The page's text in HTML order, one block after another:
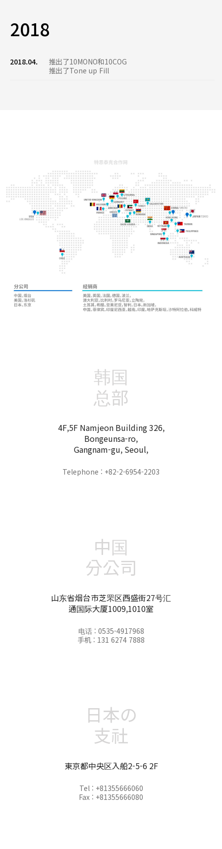
2018
2018.04.
推出了10MONO和10COG
推出了Tone up Fill
韩国
总部
4F,5F Namjeon Building 326,
Bongeunsa-ro,
Gangnam-gu, Seoul,
Telephone : +82-2-6954-2203
中国
分公司
山东省烟台市芝罘区西盛街27号汇
通国际大厦1009,1010室
电话 : 0535-4917968
手机 : 131 6274 7888
日本の
支社
東京都中央区入船2-5-6 2F
Tel : +81355666060
Fax : +81355666080